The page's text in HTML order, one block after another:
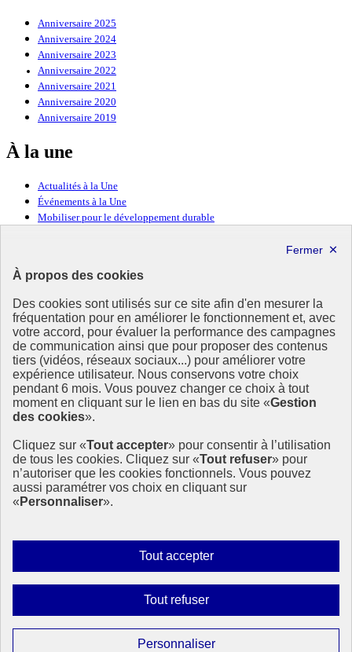
À propos des cookies
Des cookies sont utilisés sur ce site afin d'en mesurer la
fréquentation pour en améliorer le fonctionnement et, avec
votre accord, pour évaluer la performance des campagnes
de communication ainsi que pour proposer des contenus
tiers (vidéos, réseaux sociaux...) pour améliorer votre
expérience utilisateur. Nous conservons votre choix
pendant 6 mois. Vous pouvez changer ce choix à tout
moment en cliquant sur le lien en bas du site «Gestion
des cookies».
Cliquez sur «Tout accepter» pour consentir à l’utilisation
de tous les cookies. Cliquez sur «Tout refuser» pour
n’autoriser que les cookies fonctionnels. Vous pouvez
aussi paramétrer vos choix en cliquant sur
« Personnaliser».
Tout accepterAutoriser
tous
Tout refuserInterdire
tous
PersonnaliserParamétrer
Anniversaire 2025
Anniversaire 2024
Anniversaire 2023
Anniversaire 2022
Anniversaire 2021
Anniversaire 2020
Anniversaire 2019
À la une
Actualités à la Une
Événements à la Une
Mobiliser pour le développement durable
Ressources
Ressources
La Méth’ODD
Gouvernement
Ce site propose l’information de référence concernant l’Agenda
2030 et la feuille de route de la France. Il valorise la mobilisation de
tous les acteurs.
info.gouv.fr- ouvre une nouvelle fenêtre
service-public.fr - ouvre une nouvelle fenêtre
legifrance.gouv.fr- ouvre une nouvelle fenêtre
data.gouv.fr- ouvre une nouvelle fenêtre
Plan du site
Mentions légales
Sauf mention contraire, tous les contenus de ce site sont sous